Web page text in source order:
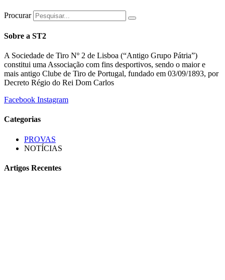
Procurar
Sobre a ST2
A Sociedade de Tiro Nº 2 de Lisboa (“Antigo Grupo Pátria”)
constitui uma Associação com fins desportivos, sendo o maior e
mais antigo Clube de Tiro de Portugal, fundado em 03/09/1893, por
Decreto Régio do Rei Dom Carlos
Facebook Instagram
Categorias
PROVAS
NOTÍCIAS
Artigos Recentes